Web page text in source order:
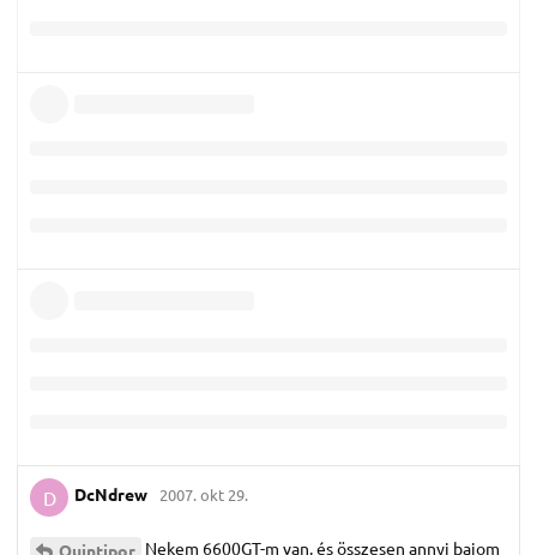
D DcNdrew 2007. okt 29.
Quintipor Nekem 6600GT-m van, és összesen annyi bajom